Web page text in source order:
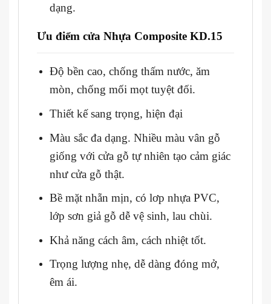
dạng.
Ưu điểm cửa Nhựa Composite KD.15
Độ bền cao, chống thấm nước, ăm
mòn, chống mối mọt tuyệt đối.
Thiết kế sang trọng, hiện đại
Màu sắc đa dạng. Nhiều màu vân gỗ
giống với cửa gỗ tự nhiên tạo cảm giác
như cửa gỗ thật.
Bề mặt nhẵn mịn, có lơp nhựa PVC,
lớp sơn giả gỗ dễ vệ sinh, lau chùi.
Khả năng cách âm, cách nhiệt tốt.
Trọng lượng nhẹ, dễ dàng đóng mở,
êm ái.